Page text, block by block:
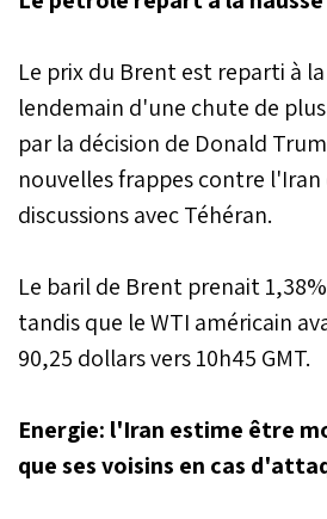
Le prix du Brent est reparti à
lendemain d'une chute de
par la décision de Donald
nouvelles frappes contre
discussions avec Téhéran.
Le baril de Brent prenait
tandis que le WTI américain
90,25 dollars vers 10h45 GMT.
Energie: l'Iran estime être
que ses voisins en cas